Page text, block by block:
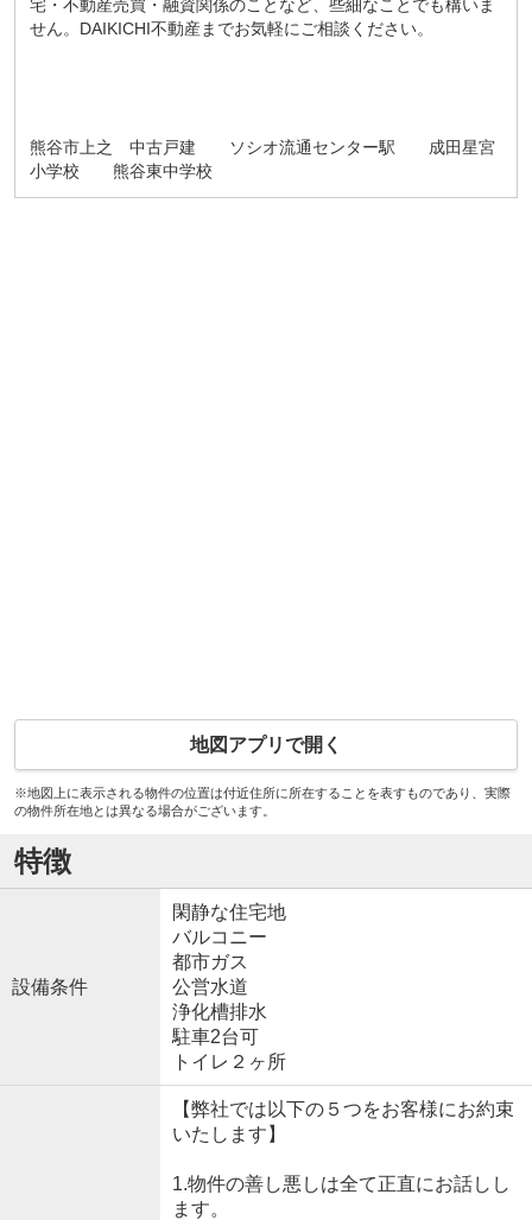
宅・不動産売買・融資関係のことなど、些細なことでも構いま
せん。DAIKICHI不動産までお気軽にご相談ください。
熊谷市上之 中古戸建 ソシオ流通センター駅 成田星宮
小学校 熊谷東中学校
地図アプリで開く
※地図上に表示される物件の位置は付近住所に所在することを表すものであり、実際
の物件所在地とは異なる場合がございます。
特徴
設備条件
閑静な住宅地
バルコニー
都市ガス
公営水道
浄化槽排水
駐車2台可
トイレ２ヶ所
【弊社では以下の５つをお客様にお約束
いたします】
1.物件の善し悪しは全て正直にお話しし
ます。